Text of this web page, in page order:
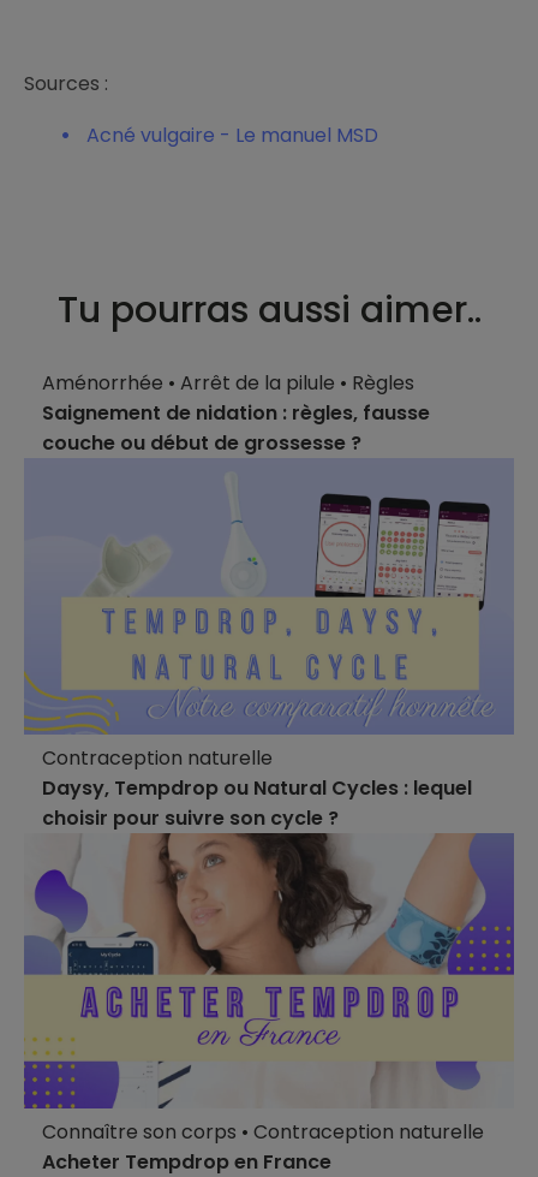
Sources :
Acné vulgaire - Le manuel MSD
Tu pourras aussi aimer..
Aménorrhée • Arrêt de la pilule • Règles
Saignement de nidation : règles, fausse
couche ou début de grossesse ?
Contraception naturelle
Daysy, Tempdrop ou Natural Cycles : lequel
choisir pour suivre son cycle ?
Connaître son corps • Contraception naturelle
Acheter Tempdrop en France